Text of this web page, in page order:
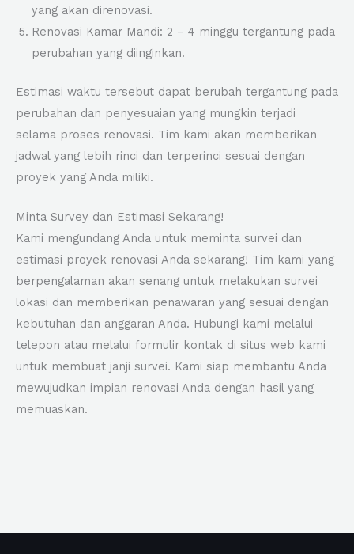
yang akan direnovasi.
Renovasi Kamar Mandi: 2 – 4 minggu tergantung pada
perubahan yang diinginkan.
Estimasi waktu tersebut dapat berubah tergantung pada
perubahan dan penyesuaian yang mungkin terjadi
selama proses renovasi. Tim kami akan memberikan
jadwal yang lebih rinci dan terperinci sesuai dengan
proyek yang Anda miliki.
Minta Survey dan Estimasi Sekarang!
Kami mengundang Anda untuk meminta survei dan
estimasi proyek renovasi Anda sekarang! Tim kami yang
berpengalaman akan senang untuk melakukan survei
lokasi dan memberikan penawaran yang sesuai dengan
kebutuhan dan anggaran Anda. Hubungi kami melalui
telepon atau melalui formulir kontak di situs web kami
untuk membuat janji survei. Kami siap membantu Anda
mewujudkan impian renovasi Anda dengan hasil yang
memuaskan.